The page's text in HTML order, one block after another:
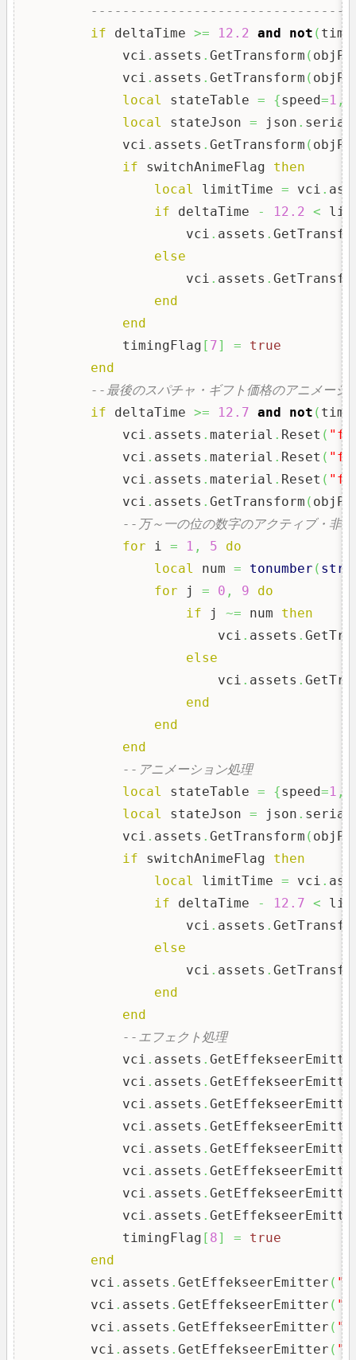
if deltaTime >= 12.2 and not (
            vci
. assets . GetTransform (
            vci
. assets . GetTransform (
local
stateTable = {speed=1 ,
local
stateJson = json .
            vci
. assets . GetTransform (
if switchAnimeFlag then
local
limitTime = vci .
if deltaTime - 12.2 <
                    vci
. assets .
else
                    vci
. assets .
end
end
            timingFlag
[ 7] =
true
end
--最後のスパチャ・ギフト価格のアニメーシ
if deltaTime >= 12.7 and not (
            vci
. assets . material . Reset (
            vci
. assets . material . Reset (
            vci
. assets . material . Reset (
            vci
. assets . GetTransform (
--万～一の位の数字のアクティブ・非
for i = 1 , 5
do
local
num = tonumber (
for j = 0 , 9
do
if j ~= num then
                        vci
. assets .
else
                        vci
. assets .
end
end
end
--アニメーション処理
local
stateTable = {speed=1 ,
local
stateJson = json .
            vci
. assets . GetTransform (
if switchAnimeFlag then
local
limitTime = vci .
if deltaTime - 12.7 <
                    vci
. assets .
else
                    vci
. assets .
end
end
--エフェクト処理
            vci
. assets .
            vci
. assets .
            vci
. assets .
            vci
. assets .
            vci
. assets .
            vci
. assets .
            vci
. assets .
            vci
. assets .
            timingFlag
[ 8] =
true
end
        vci
. assets . GetEffekseerEmitter (
        vci
. assets . GetEffekseerEmitter (
        vci
. assets . GetEffekseerEmitter (
        vci
. assets . GetEffekseerEmitter (